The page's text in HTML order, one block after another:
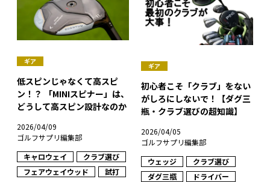
ギア
低スピンじゃなくて高スピ
ン！？ 「MINIスピナー」は、
どうして高スピン設計なのか
2026/04/09
ゴルフサプリ編集部
キャロウェイ
クラブ選び
フェアウェイウッド
試打
ギア
初心者こそ「クラブ」をない
がしろにしないで！【ダグ三
瓶・クラブ選びの超知識】
2026/04/05
ゴルフサプリ編集部
ウェッジ
クラブ選び
ダグ三瓶
ドライバー